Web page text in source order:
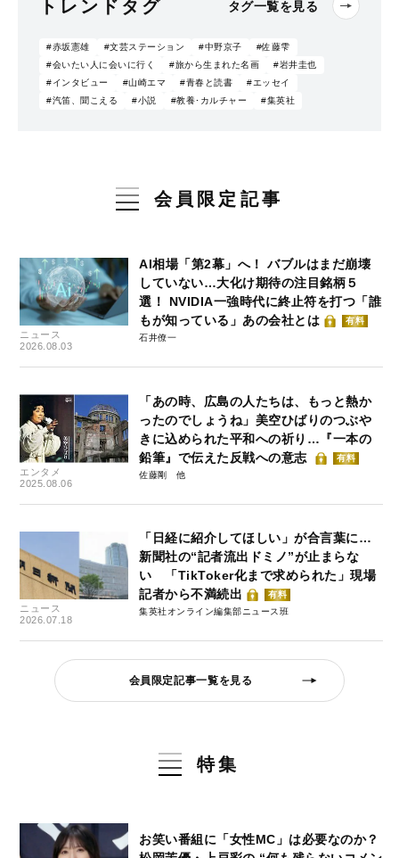
トレンドタグ タグ一覧を見る
#赤坂憲雄 #文芸ステーション #中野京子
#佐藤雫
#会いたい人に会いに行く
#旅から生まれた名画
#岩井圭也
#インタビュー
#山崎エマ #青春と読書
#エッセイ
#汽笛、聞こえる
#小説 #教養･カルチャー #集英社
会員限定記事
ニュース
2026.08.03
AI相場「第2幕」へ！ バブルはまだ崩壊
していない…大化け期待の注目銘柄５
選！ NVIDIA一強時代に終止符を打つ「誰
もが知っている」あの会社とは
有料
石井僚一
エンタメ
2025.08.06
「あの時、広島の人たちは、もっと熱か
ったのでしょうね」美空ひばりのつぶや
きに込められた平和への祈り…『一本の
鉛筆』で伝えた反戦への意志
有料
佐藤剛
ニュース
2026.07.18
「日経に紹介してほしい」が合言葉に…
新聞社の“記者流出ドミノ”が止まらな
い 「TikToker化まで求められた」現場
記者から不満続出
有料
集英社オンライン編集部ニュース班
会員限定記事一覧を見る
特集
お笑い番組に「女性MC」は必要なのか？